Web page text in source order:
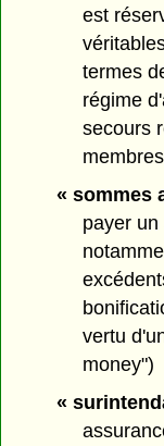
est
termes
régime
secours
« sommes
payer
vertu
money")
«